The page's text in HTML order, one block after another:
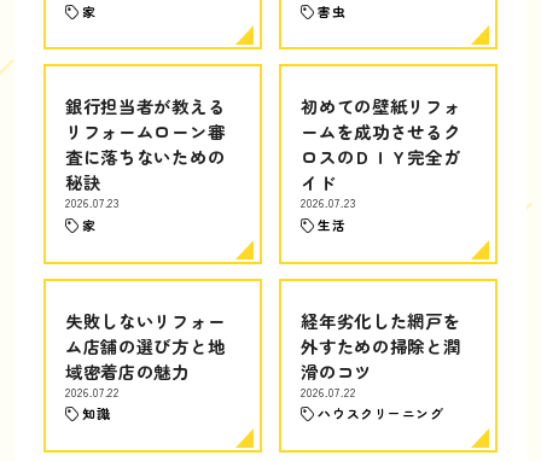
家 害虫
銀行担当者が教える
リフォームローン審
査に落ちないための
秘訣
2026.07.23
家
初めての壁紙リフォ
ームを成功させるク
ロスのＤＩＹ完全ガ
イド
2026.07.23
生活
失敗しないリフォー
ム店舗の選び方と地
域密着店の魅力
2026.07.22
知識
経年劣化した網戸を
外すための掃除と潤
滑のコツ
2026.07.22
ハウスクリーニング